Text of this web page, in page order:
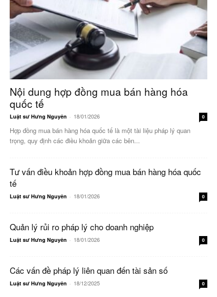
Nội dung hợp đồng mua bán hàng hóa
quốc tế
Luật sư Hưng Nguyên - 18/01/2026 0
Hợp đồng mua bán hàng hóa quốc tế là một tài liệu pháp lý quan
trọng, quy định các điều khoản giữa các bên...
Tư vấn điều khoản hợp đồng mua bán hàng hóa quốc
tế
Luật sư Hưng Nguyên - 18/01/2026 0
Quản lý rủi ro pháp lý cho doanh nghiệp
Luật sư Hưng Nguyên - 18/01/2026 0
Các vấn đề pháp lý liên quan đến tài sản số
Luật sư Hưng Nguyên - 18/12/2025 0